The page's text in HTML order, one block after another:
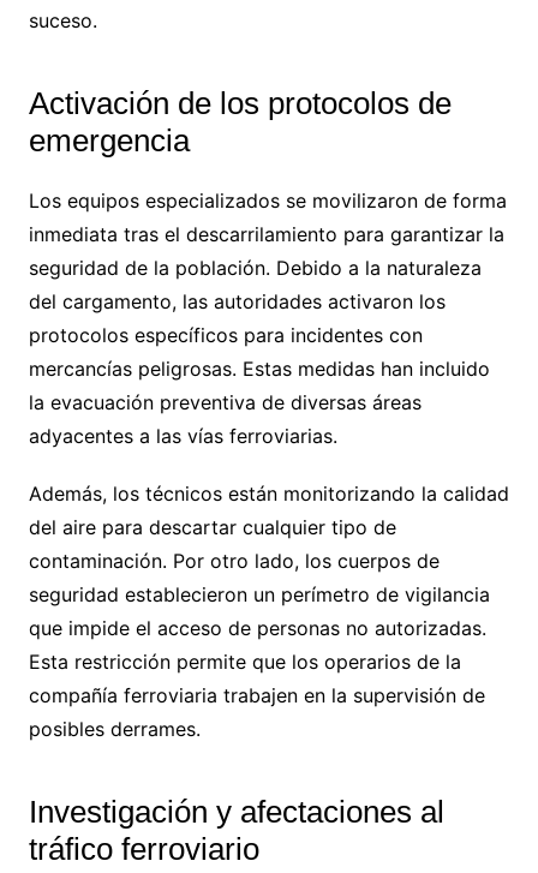
suceso.
Activación de los protocolos de
emergencia
Los equipos especializados se movilizaron de forma
inmediata tras el descarrilamiento para garantizar la
seguridad de la población. Debido a la naturaleza
del cargamento, las autoridades activaron los
protocolos específicos para incidentes con
mercancías peligrosas. Estas medidas han incluido
la evacuación preventiva de diversas áreas
adyacentes a las vías ferroviarias.
Además, los técnicos están monitorizando la calidad
del aire para descartar cualquier tipo de
contaminación. Por otro lado, los cuerpos de
seguridad establecieron un perímetro de vigilancia
que impide el acceso de personas no autorizadas.
Esta restricción permite que los operarios de la
compañía ferroviaria trabajen en la supervisión de
posibles derrames.
Investigación y afectaciones al
tráfico ferroviario